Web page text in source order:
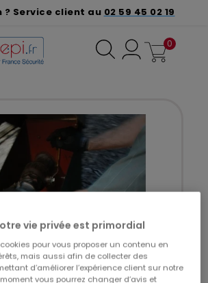
? Service client au 02 59 45 02 19
0
vie privée est primordial
pour vous proposer un contenu en
mais aussi afin de collecter des
d’améliorer l’expérience client sur notre
vous pourrez changer d’avis et